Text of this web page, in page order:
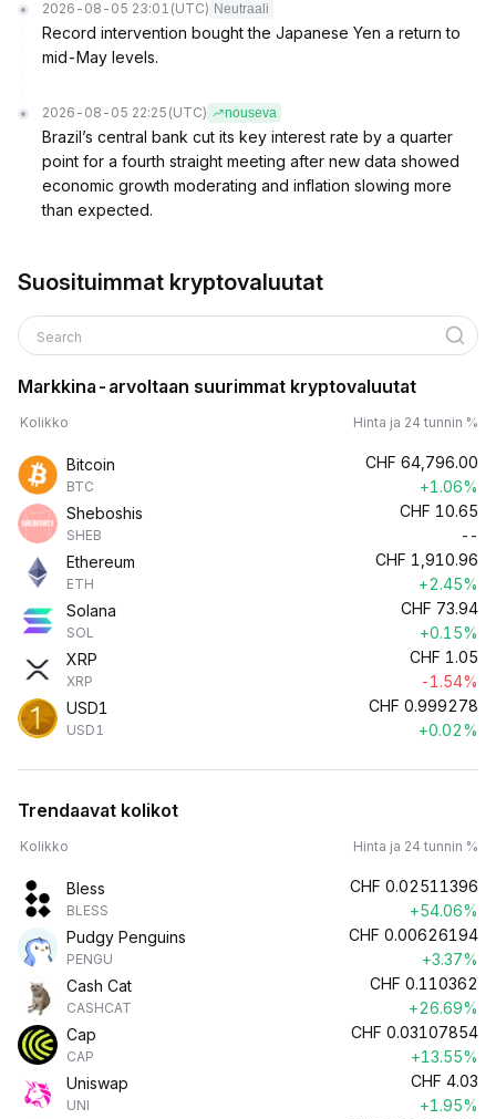
2026-08-05 23:01 (UTC) Neutraali
Record intervention bought the Japanese Yen a return to
mid-May levels.
2026-08-05 22:25 (UTC) nouseva
Brazil’s central bank cut its key interest rate by a quarter
point for a fourth straight meeting after new data showed
economic growth moderating and inflation slowing more
than expected.
Suosituimmat kryptovaluutat
Search
Markkina-arvoltaan suurimmat kryptovaluutat
Kolikko Hinta ja 24 tunnin %
Bitcoin
BTC
CHF 64,796.00
+1.06%
Sheboshis
SHEB
CHF 10.65
--
Ethereum
ETH
CHF 1,910.96
+2.45%
Solana
SOL
CHF 73.94
+0.15%
XRP
XRP
CHF 1.05
-1.54%
USD1
USD1
CHF 0.999278
+0.02%
Trendaavat kolikot
Kolikko Hinta ja 24 tunnin %
Bless
BLESS
CHF 0.02511396
+54.06%
Pudgy Penguins
PENGU
CHF 0.00626194
+3.37%
Cash Cat
CASHCAT
CHF 0.110362
+26.69%
Cap
CAP
CHF 0.03107854
+13.55%
Uniswap
UNI
CHF 4.03
+1.95%